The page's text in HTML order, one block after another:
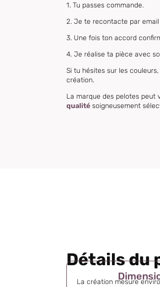
1. Tu passes commande.
2. Je te recontacte par
3. Une fois ton accord
4. Je réalise ta pièce avec
Si tu hésites sur les
création.
La marque des pelotes peut
qualité soigneusement
Détails du
La création mesure